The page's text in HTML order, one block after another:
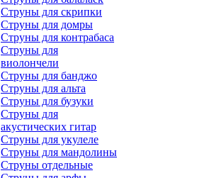
Струны для скрипки
Струны для домры
Струны для контрабаса
Струны для
виолончели
Струны для банджо
Струны для альта
Струны для бузуки
Струны для
акустических гитар
Струны для укулеле
Струны для мандолины
Струны отдельные